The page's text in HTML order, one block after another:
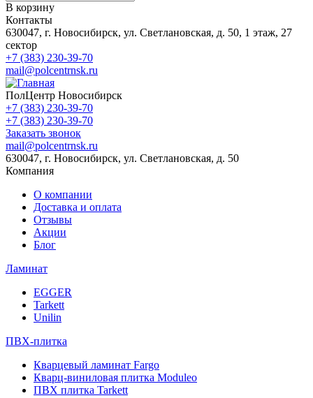
В корзину
Контакты
630047, г. Новосибирск, ул. Светлановская, д. 50, 1 этаж, 27
сектор
+7 (383) 230-39-70
mail@polcentrnsk.ru
ПолЦентр Новосибирск
+7 (383) 230-39-70
+7 (383) 230-39-70
Заказать звонок
mail@polcentrnsk.ru
630047, г. Новосибирск, ул. Светлановская, д. 50
Компания
О компании
Доставка и оплата
Отзывы
Акции
Блог
Ламинат
EGGER
Tarkett
Unilin
ПВХ-плитка
Кварцевый ламинат Fargo
Кварц-виниловая плитка Moduleo
ПВХ плитка Tarkett